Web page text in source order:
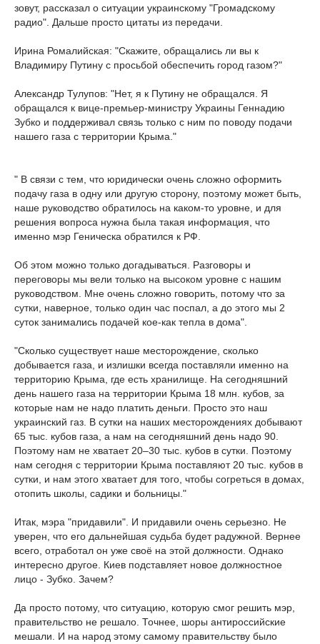
зовут, рассказал о ситуации украинскому "Громадскому
радио". Дальше просто цитаты из передачи.
Ирина Ромалийская: "Скажите, обращались ли вы к
Владимиру Путину с просьбой обеспечить город газом?"
Александр Тулупов: "Нет, я к Путину не обращался. Я
обращался к вице-премьер-министру Украины Геннадию
Зубко и поддерживал связь только с ним по поводу подачи
нашего газа с территории Крыма."
" В связи с тем, что юридически очень сложно оформить
подачу газа в одну или другую сторону, поэтому может быть,
наше руководство обратилось на каком-то уровне, и для
решения вопроса нужна была такая информация, что
именно мэр Геническа обратился к РФ.
Об этом можно только догадываться. Разговоры и
переговоры мы вели только на высоком уровне с нашим
руководством. Мне очень сложно говорить, потому что за
сутки, наверное, только один час поспал, а до этого мы 2
суток занимались подачей кое-как тепла в дома".
"Сколько существует наше месторождение, сколько
добывается газа, и излишки всегда поставляли именно на
территорию Крыма, где есть хранилище. На сегодняшний
день нашего газа на территории Крыма 18 млн. кубов, за
которые нам не надо платить деньги. Просто это наш
украинский газ. В сутки на наших месторождениях добывают
65 тыс. кубов газа, а нам на сегодняшний день надо 90.
Поэтому нам не хватает 20–30 тыс. кубов в сутки. Поэтому
нам сегодня с территории Крыма поставляют 20 тыс. кубов в
сутки, и нам этого хватает для того, чтобы согреться в домах,
отопить школы, садики и больницы."
Итак, мэра "придавили". И придавили очень серьезно. Не
уверен, что его дальнейшая судьба будет радужной. Вернее
всего, отработал он уже своё на этой должности. Однако
интересно другое. Киев подставляет новое должностное
лицо - Зубко. Зачем?
Да просто потому, что ситуацию, которую смог решить мэр,
правительство не решало. Точнее, шоры антироссийские
мешали. И на народ этому самому правительству было